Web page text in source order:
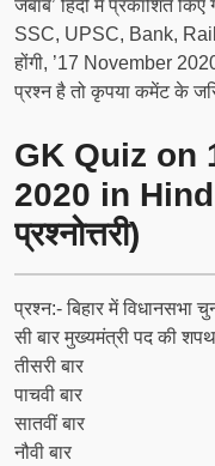
जबाब’ हिंदी मे प्रकाशित
SSC, UPSC, Bank,
होंगी, ’17 November
प्रश्न है तो कृपया कमेंट के
GK Quiz on
2020 in
प्रश्नोत्तरी)
प्रश्न:- बिहार में विधानसभा
सी बार मुख्यमंत्री पद की
तीसरी बार
पाचवी बार
सातवीं बार
नौवी बार